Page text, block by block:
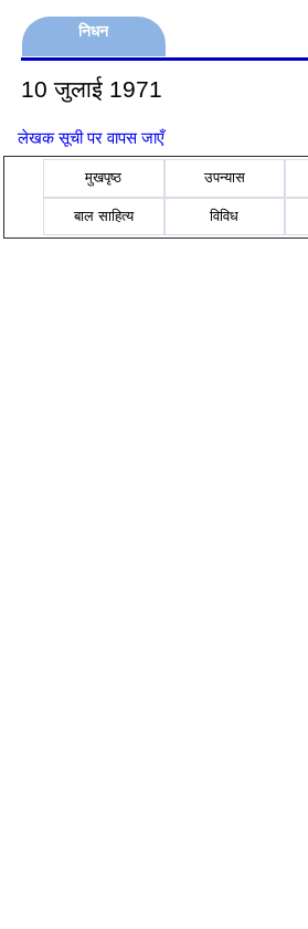
निधन
10 जुलाई 1971
लेखक सूची पर वापस जाएँ
मुखपृष्ठ उपन्यास
बाल साहित्य विविध